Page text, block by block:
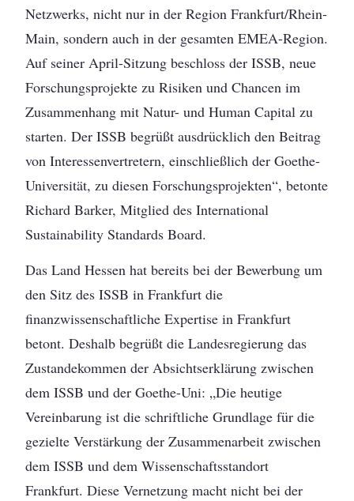
Netzwerks, nicht nur in der Region Frankfurt/Rhein-
Main, sondern auch in der gesamten EMEA-Region.
Auf seiner April-Sitzung beschloss der ISSB, neue
Forschungsprojekte zu Risiken und Chancen im
Zusammenhang mit Natur- und Human Capital zu
starten. Der ISSB begrüßt ausdrücklich den Beitrag
von Interessenvertretern, einschließlich der Goethe-
Universität, zu diesen Forschungsprojekten“, betonte
Richard Barker, Mitglied des International
Sustainability Standards Board.
Das Land Hessen hat bereits bei der Bewerbung um
den Sitz des ISSB in Frankfurt die
finanzwissenschaftliche Expertise in Frankfurt
betont. Deshalb begrüßt die Landesregierung das
Zustandekommen der Absichtserklärung zwischen
dem ISSB und der Goethe-Uni: „Die heutige
Vereinbarung ist die schriftliche Grundlage für die
gezielte Verstärkung der Zusammenarbeit zwischen
dem ISSB und dem Wissenschaftsstandort
Frankfurt. Diese Vernetzung macht nicht bei der